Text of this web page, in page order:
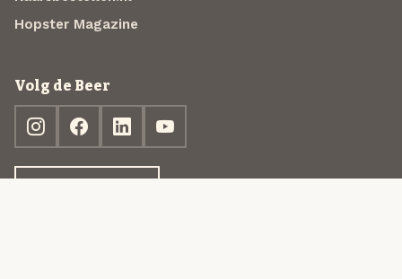
Hopster Magazine
Volg de Beer